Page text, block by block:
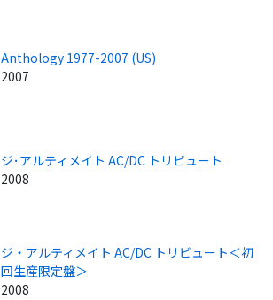
Anthology 1977-2007 (US)
2007
ジ･アルティメイト AC/DC トリビュート
2008
ジ・アルティメイト AC/DC トリビュート＜初
回生産限定盤＞
2008